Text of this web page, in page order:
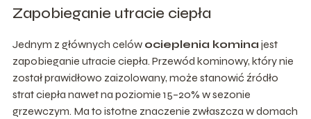
Zapobieganie utracie ciepła
Jednym z głównych celów ocieplenia komina jest
zapobieganie utracie ciepła. Przewód kominowy, który nie
został prawidłowo zaizolowany, może stanowić źródło
strat ciepła nawet na poziomie 15–20% w sezonie
grzewczym. Ma to istotne znaczenie zwłaszcza w domach